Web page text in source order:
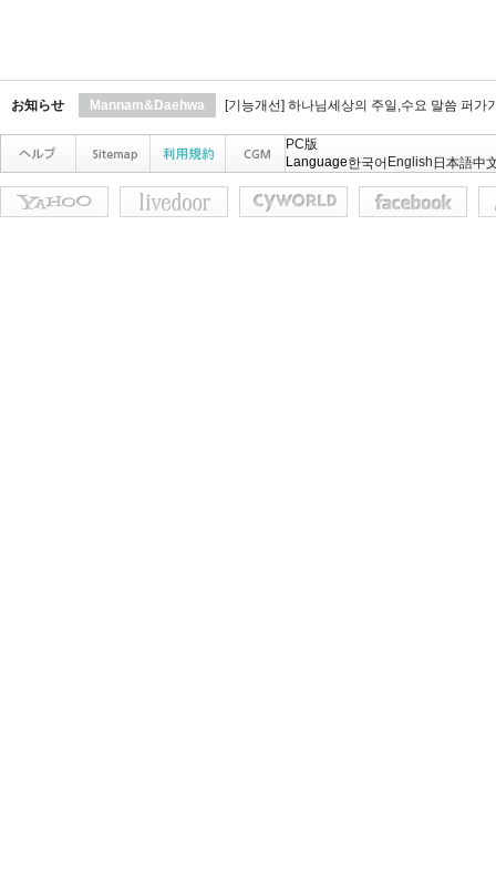
お知らせ Mannam&Daehwa [기능개선] 하나님세상의 주일,수요 말씀 퍼가
PC版
Language한국어 English 日本語中